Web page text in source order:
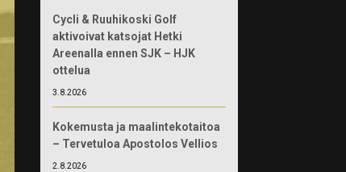
Cycli & Ruuhikoski Golf
aktivoivat katsojat Hetki
Areenalla ennen SJK – HJK
ottelua
3.8.2026
Kokemusta ja maalintekotaitoa
– Tervetuloa Apostolos Vellios
2.8.2026